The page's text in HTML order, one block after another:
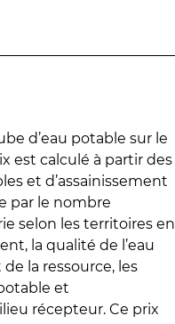
d’eau potable sur le
est calculé à partir des
et d’assainissement
par le nombre
selon les territoires en
la qualité de l’eau
la ressource, les
et
récepteur. Ce prix